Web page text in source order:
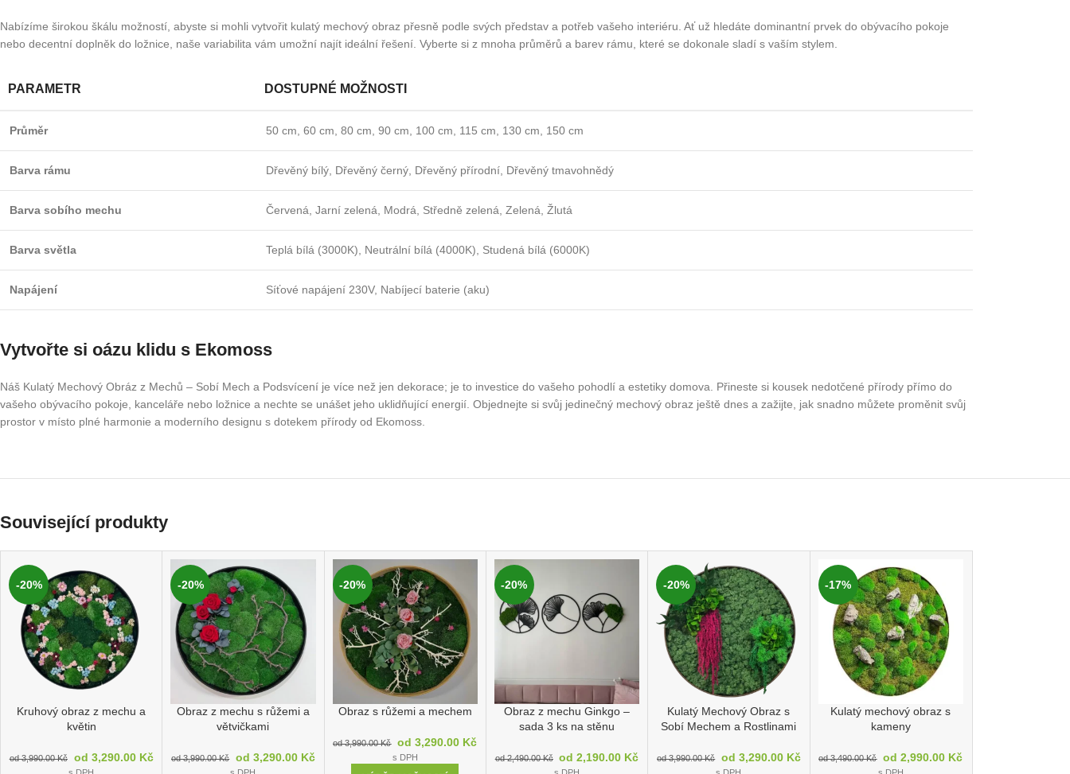
Nabízíme širokou škálu možností, abyste si mohli vytvořit kulatý mechový obraz přesně podle svých představ a potřeb vašeho interiéru. Ať už hledáte dominantní prvek do obývacího pokoje
nebo decentní doplněk do ložnice, naše variabilita vám umožní najít ideální řešení. Vyberte si z mnoha průměrů a barev rámu, které se dokonale sladí s vaším stylem.
PARAMETR DOSTUPNÉ MOŽNOSTI
Průměr 50 cm, 60 cm, 80 cm, 90 cm, 100 cm, 115 cm, 130 cm, 150 cm
Barva rámu Dřevěný bílý, Dřevěný černý, Dřevěný přírodní, Dřevěný tmavohnědý
Barva sobího mechu Červená, Jarní zelená, Modrá, Středně zelená, Zelená, Žlutá
Barva světla Teplá bílá (3000K), Neutrální bílá (4000K), Studená bílá (6000K)
Napájení Síťové napájení 230V, Nabíjecí baterie (aku)
Vytvořte si oázu klidu s Ekomoss
Náš Kulatý Mechový Obráz z Mechů – Sobí Mech a Podsvícení je více než jen dekorace; je to investice do vašeho pohodlí a estetiky domova. Přineste si kousek nedotčené přírody přímo do
vašeho obývacího pokoje, kanceláře nebo ložnice a nechte se unášet jeho uklidňující energií. Objednejte si svůj jedinečný mechový obraz ještě dnes a zažijte, jak snadno můžete proměnit svůj
prostor v místo plné harmonie a moderního designu s dotekem přírody od Ekomoss.
Související produkty
-20%
Kruhový obraz z mechu a
květin
od3,990.00Kč od 3,290.00 Kč
-20%
Obraz z mechu s růžemi a
větvičkami
od3,990.00Kč od 3,290.00 Kč
-20%
Obraz s růžemi a mechem
od3,990.00Kč od3,290.00 Kč
s DPH
-20%
Obraz z mechu Ginkgo –
sada 3 ks na stěnu
od2,490.00Kč od2,190.00 Kč
-20%
Kulatý Mechový Obraz s
Sobí Mechem a Rostlinami
od3,990.00Kč od 3,290.00 Kč
-17%
Kulatý mechový obraz s
kameny
od3,490.00Kč od2,990.00 Kč